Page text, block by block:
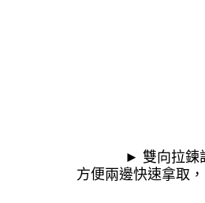
► 雙向拉鍊
方便兩邊快速拿取